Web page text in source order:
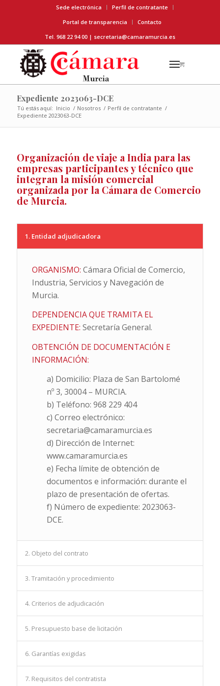
Sede electrónica
Perfil de contratante
Portal de transparencia
Contacto
Tel. 968 22 94 00 | secretaria@camaramurcia.es
Expediente 2023063-DCE
Tú estás aquí: Inicio / Nosotros / Perfil de contratante /
Expediente 2023063-DCE
Organización de viaje a India para las
empresas participantes y técnico que
integran la misión comercial
organizada por la Cámara de Comercio
de Murcia.
1. Entidad adjudicadora
ORGANISMO: Cámara Oficial de Comercio,
Industria, Servicios y Navegación de
Murcia.
DEPENDENCIA QUE TRAMITA EL
EXPEDIENTE: Secretaría General.
OBTENCIÓN DE DOCUMENTACIÓN E
INFORMACIÓN:
a) Domicilio: Plaza de San Bartolomé
nº 3, 30004 – MURCIA.
b) Teléfono: 968 229 404
c) Correo electrónico:
secretaria@camaramurcia.es
d) Dirección de Internet:
www.camaramurcia.es
e) Fecha límite de obtención de
documentos e información: durante el
plazo de presentación de ofertas.
f) Número de expediente: 2023063-
DCE.
2. Objeto del contrato
3. Tramitación y procedimiento
4. Criterios de adjudicación
5. Presupuesto base de licitación
6. Garantías exigidas
7. Requisitos del contratista